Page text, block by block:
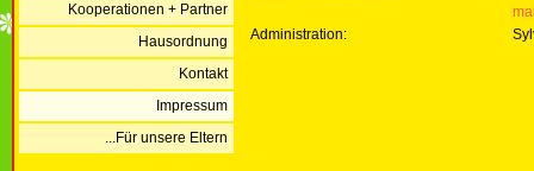
Kooperationen + Partner
Hausordnung
Kontakt
Impressum
...Für unsere Eltern
Administration: